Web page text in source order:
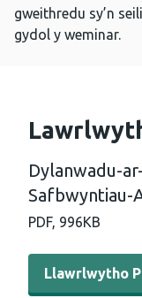
gweithredu sy’n
gydol y weminar.
Dylanwadu-
Safbwyntiau-
PDF, 996KB
Llawrlwytho
Llawrlwytho